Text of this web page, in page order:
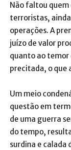
Não faltou quem
terroristas,
operações. A
juízo de valor
quanto ao temor
precitada, o que
Um meio
questão em
de uma guerra
do tempo,
surdina e calada